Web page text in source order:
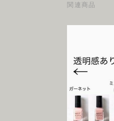
関連商品